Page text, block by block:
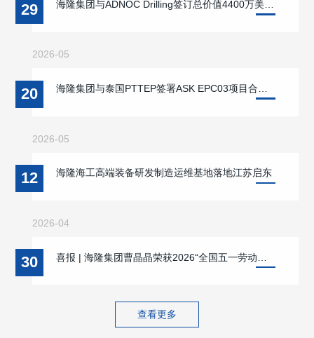
29
2026-05
20 海隆集团与泰国PTTEP签署ASK EPC03项目合同 双方战略合作迈入新阶段 携手支持缅甸本地能源供应与海洋能源开发
2026-05
12 海隆海工高端装备研发制造运维基地落地江苏启东
2026-04
30
查看更多